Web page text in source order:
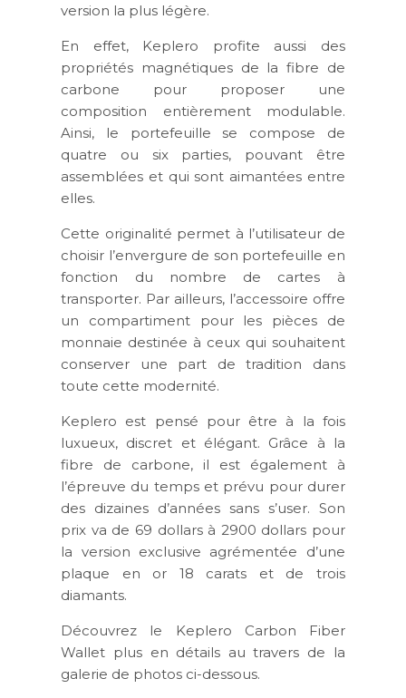
version la plus légère.
En effet, Keplero profite aussi des
propriétés magnétiques de la fibre de
carbone pour proposer une
composition entièrement modulable.
Ainsi, le portefeuille se compose de
quatre ou six parties, pouvant être
assemblées et qui sont aimantées entre
elles.
Cette originalité permet à l’utilisateur de
choisir l’envergure de son portefeuille en
fonction du nombre de cartes à
transporter. Par ailleurs, l’accessoire offre
un compartiment pour les pièces de
monnaie destinée à ceux qui souhaitent
conserver une part de tradition dans
toute cette modernité.
Keplero est pensé pour être à la fois
luxueux, discret et élégant. Grâce à la
fibre de carbone, il est également à
l’épreuve du temps et prévu pour durer
des dizaines d’années sans s’user. Son
prix va de 69 dollars à 2900 dollars pour
la version exclusive agrémentée d’une
plaque en or 18 carats et de trois
diamants.
Découvrez le Keplero Carbon Fiber
Wallet plus en détails au travers de la
galerie de photos ci-dessous.